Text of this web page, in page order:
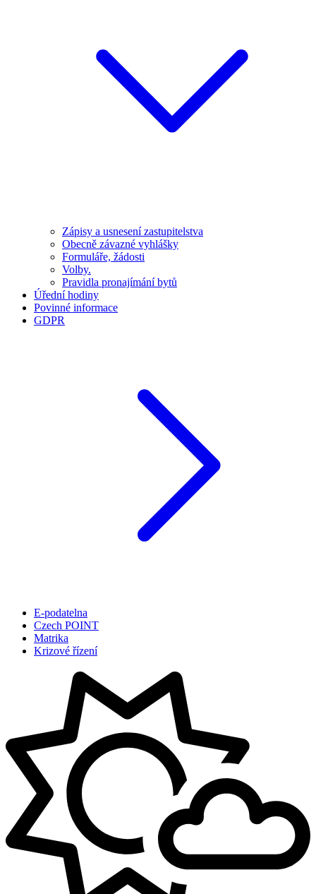
Zápisy a usnesení zastupitelstva
Obecně závazné vyhlášky
Formuláře, žádosti
Volby.
Pravidla pronajímání bytů
Úřední hodiny
Povinné informace
GDPR
E-podatelna
Czech POINT
Matrika
Krizové řízení